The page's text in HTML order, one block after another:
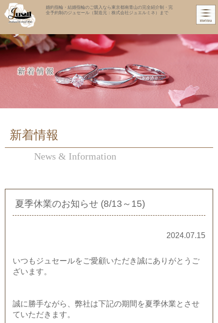
婚約指輪・結婚指輪のご購入なら東京都南青山の完全紹介制・完
全予約制のジュセール（製造元：株式会社ジュエルミネ）まで
新着情報
News & Information
夏季休業のお知らせ (8/13～15)
2024.07.15
いつもジュセールをご愛顧いただき誠にありがとうご
ざいます。
誠に勝手ながら、弊社は下記の期間を夏季休業とさせ
ていただきます。